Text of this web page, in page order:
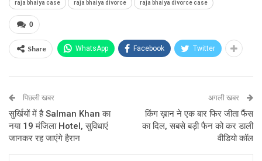
raja bhaiya case raja bhaiya divorce raja bhaiya divorce case
0
Share WhatsApp Facebook Twitter
पिछली खबर
सुर्खियों में है Salman Khan का
नया 19 मंजिला Hotel, सुविधाएं
जानकर रह जाएंगे हैरान
अगली खबर
किंग ख़ान ने एक बार फिर जीता फैंस
का दिल, सबसे बड़ी फैन को कर डाली
वीडियो कॉल